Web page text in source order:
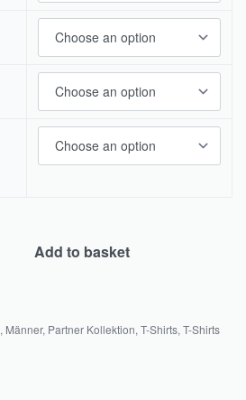
Add to basket
, Männer, Partner Kollektion, T-Shirts, T-Shirts